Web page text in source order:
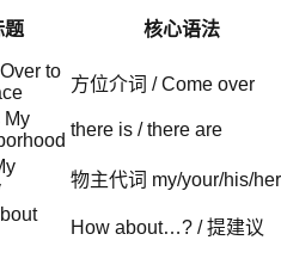
题 核心语法
to
方位介词 / Come over
My
there is / there are
物主代词 my/your/his/her
How about…? / 提建议